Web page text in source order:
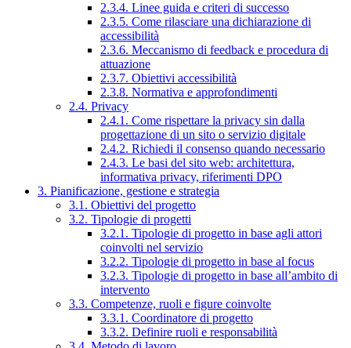
2.3.4. Linee guida e criteri di successo
2.3.5. Come rilasciare una dichiarazione di
accessibilità
2.3.6. Meccanismo di feedback e procedura di
attuazione
2.3.7. Obiettivi accessibilità
2.3.8. Normativa e approfondimenti
2.4. Privacy
2.4.1. Come rispettare la privacy sin dalla
progettazione di un sito o servizio digitale
2.4.2. Richiedi il consenso quando necessario
2.4.3. Le basi del sito web: architettura,
informativa privacy, riferimenti DPO
3. Pianificazione, gestione e strategia
3.1. Obiettivi del progetto
3.2. Tipologie di progetti
3.2.1. Tipologie di progetto in base agli attori
coinvolti nel servizio
3.2.2. Tipologie di progetto in base al focus
3.2.3. Tipologie di progetto in base all’ambito di
intervento
3.3. Competenze, ruoli e figure coinvolte
3.3.1. Coordinatore di progetto
3.3.2. Definire ruoli e responsabilità